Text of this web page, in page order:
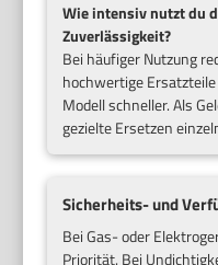
Wie intensiv nutzt du
Zuverlässigkeit?
Bei häufiger Nutzung
hochwertige
Modell schneller. Als
gezielte Ersetzen
Sicherheits- und
Bei Gas- oder
Priorität. Bei